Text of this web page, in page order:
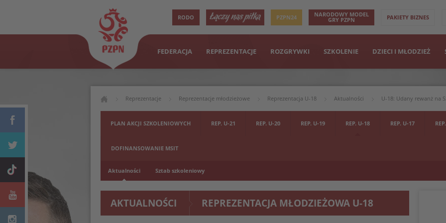
RODO PZPN24 NARODOWY MODEL
GRY PZPN PAKIETY BIZNES
FEDERACJA REPREZENTACJE ROZGRYWKI SZKOLENIE DZIECI I MŁODZIEŻ
Reprezentacje Reprezentacje młodzieżowe Reprezentacja U-18 Aktualności U-18: Udany rewanż na
PLAN AKCJI SZKOLENIOWYCH REP. U-21 REP. U-20 REP. U-19 REP. U-18 REP. U-17
DOFINANSOWANIE MSIT
Aktualności Sztab szkoleniowy
AKTUALNOŚCI REPREZENTACJA MŁODZIEŻOWA U-18